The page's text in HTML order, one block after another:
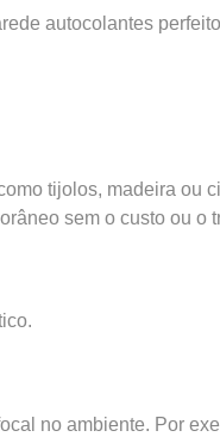
autocolantes
tijolos, madeira ou
sem o custo ou o
no ambiente. Por